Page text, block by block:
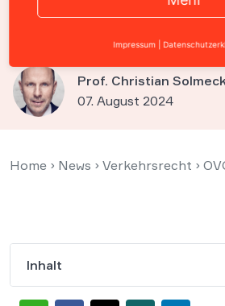
Präventive
Motorrad
Prof. Christian
07. August 2024
Home › News › Verkehrsrecht ›
Inhalt
Impressum